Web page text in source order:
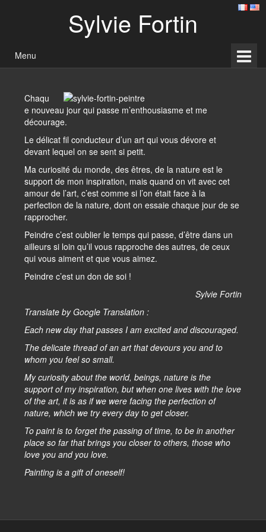
Sylvie Fortin
Menu
Chaqu
e nouveau jour qui passe m’enthousiasme et me
décourage.
Le délicat fil conducteur d’un art qui vous dévore et
devant lequel on se sent si petit.
Ma curiosité du monde, des êtres, de la nature est le
support de mon inspiration, mais quand on vit avec cet
amour de l’art, c’est comme si l’on était face à la
perfection de la nature, dont on essaie chaque jour de se
rapprocher.
Peindre c’est oublier le temps qui passe, d’être dans un
ailleurs si loin qu’il vous rapproche des autres, de ceux
qui vous aiment et que vous aimez.
Peindre c’est un don de soi !
Sylvie Fortin
Translate by Google Translation :
Each new day that passes I am excited and discouraged.
The delicate thread of an art that devours you and to
whom you feel so small.
My curiosity about the world, beings, nature is the
support of my inspiration, but when one lives with the love
of the art, it is as if we were facing the perfection of
nature, which we try every day to get closer.
To paint is to forget the passing of time, to be in another
place so far that brings you closer to others, those who
love you and you love.
Painting is a gift of oneself!